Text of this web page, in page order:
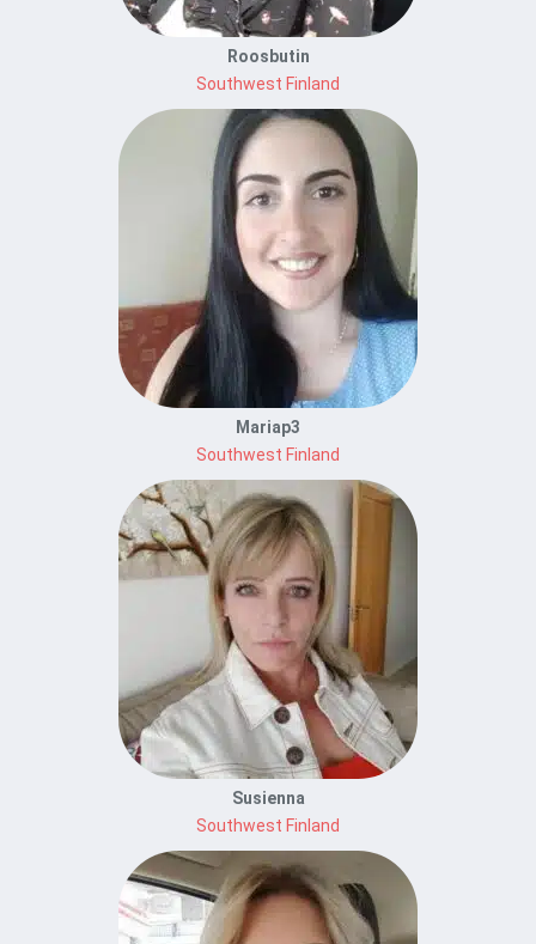
Roosbutin
Southwest Finland
Mariap3
Southwest Finland
Susienna
Southwest Finland